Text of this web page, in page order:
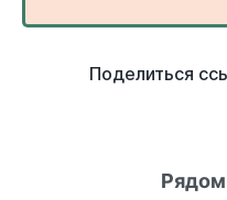
Поделиться